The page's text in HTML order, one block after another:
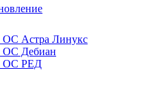
ОС Астра Линукс
ОС Дебиан
ОС РЕД